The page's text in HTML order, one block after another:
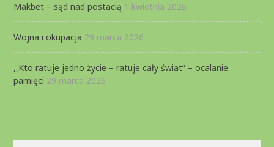
Makbet – sąd nad postacią 1 kwietnia 2026
Wojna i okupacja 29 marca 2026
,,Kto ratuje jedno życie – ratuje cały świat” – ocalanie
pamięci 29 marca 2026